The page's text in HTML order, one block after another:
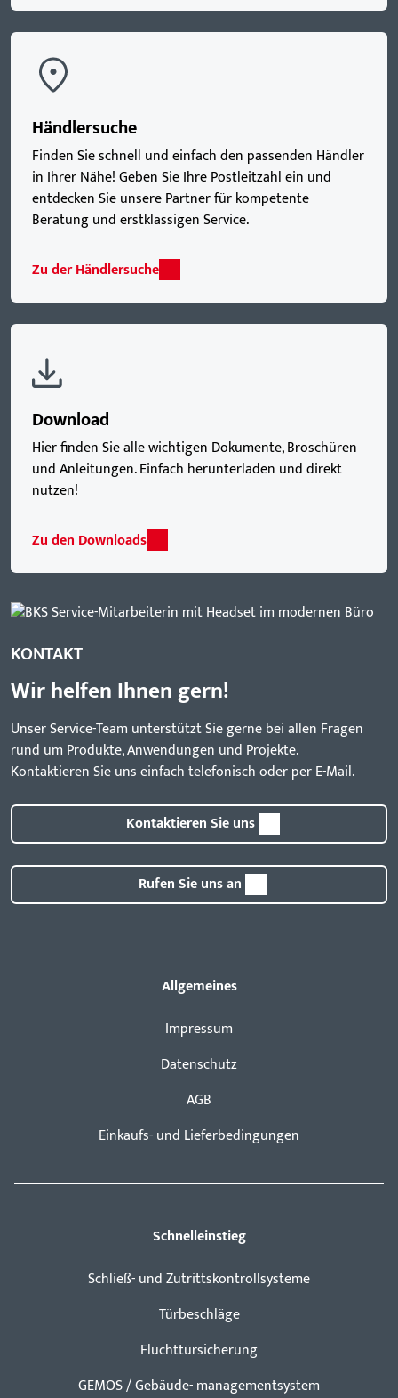
Händlersuche
Finden Sie schnell und einfach den passenden Händler
in Ihrer Nähe! Geben Sie Ihre Postleitzahl ein und
entdecken Sie unsere Partner für kompetente
Beratung und erstklassigen Service.
Zu der Händlersuche
Download
Hier finden Sie alle wichtigen Dokumente, Broschüren
und Anleitungen. Einfach herunterladen und direkt
nutzen!
Zu den Downloads
KONTAKT
Wir helfen Ihnen gern!
Unser Service-Team unterstützt Sie gerne bei allen Fragen
rund um Produkte, Anwendungen und Projekte.
Kontaktieren Sie uns einfach telefonisch oder per E-Mail.
Kontaktieren Sie uns
Rufen Sie uns an
Allgemeines
Impressum
Datenschutz
AGB
Einkaufs- und Lieferbedingungen
Schnelleinstieg
Schließ- und Zutrittskontrollsysteme
Türbeschläge
Fluchttürsicherung
GEMOS / Gebäude- managementsystem